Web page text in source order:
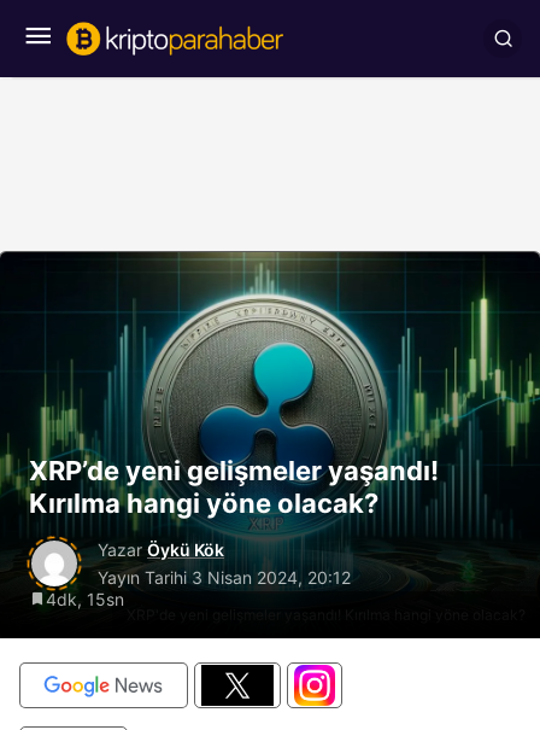
XRP’de yeni gelişmeler yaşandı!
Kırılma hangi yöne olacak?
Yazar Öykü Kök
Yayın Tarihi 3 Nisan 2024, 20:12
4dk, 15sn